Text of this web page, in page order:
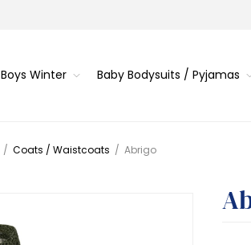
Boys Winter Baby Bodysuits / Pyjamas
/ Coats / Waistcoats / Abrigo